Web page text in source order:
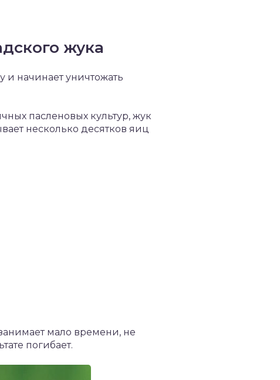
жука
и начинает уничтожать
пасленовых культур, жук
несколько десятков яиц
мало времени, не
погибает.